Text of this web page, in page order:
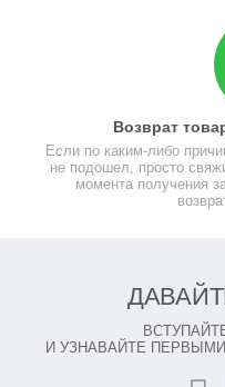
Возврат
Если по каким-либо
не подошел, просто
момента получения
И УЗНАВАЙТЕ